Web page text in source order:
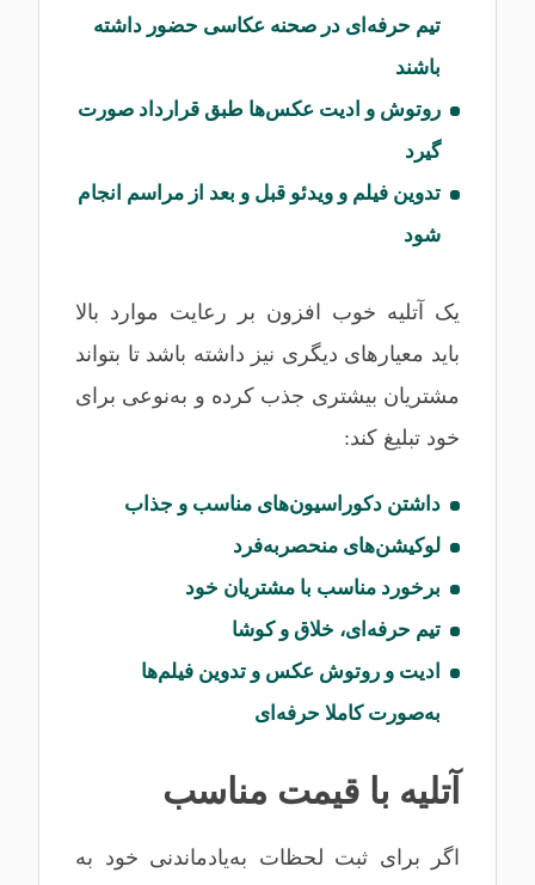
تیم حرفه‌ای در صحنه عکاسی حضور داشته
باشند
روتوش و ادیت عکس‌ها طبق قرارداد صورت
گیرد
تدوین فیلم و ویدئو قبل و بعد از مراسم انجام
شود
یک آتلیه خوب افزون بر رعایت موارد بالا
باید معیارهای دیگری نیز داشته باشد تا بتواند
مشتریان بیشتری جذب کرده و به‌نوعی برای
خود تبلیغ کند:
داشتن دکوراسیون‌های مناسب و جذاب
لوکیشن‌های منحصربه‌فرد
برخورد مناسب با مشتریان خود
تیم حرفه‌ای، خلاق و کوشا
ادیت و روتوش عکس و تدوین فیلم‌ها
به‌صورت کاملا حرفه‌ای
آتلیه با قیمت مناسب
اگر برای ثبت لحظات به‌یادماندنی خود به